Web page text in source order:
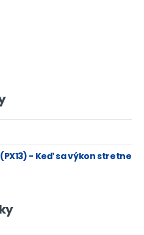
- Keď sa výkon stretne